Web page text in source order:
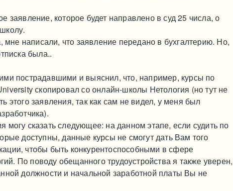
заявление, которое будет направлено в суд 25 числа, о
мне написали, что заявление передано в бухгалтерию. Но,
была..
пострадавшими и выяснил, что, например, курсы по
скопировал со онлайн-школы Нетология (но тут не
этого заявления, так как сам не видел, у меня был
могу сказать следующее: на данном этапе, если судить по
доступны, данные курсы не смогут дать Вам того
чтобы быть конкурентоспособными в сфере
По поводу обещанного трудоустройства я также уверен,
должности и начальной заработной платы Вы не